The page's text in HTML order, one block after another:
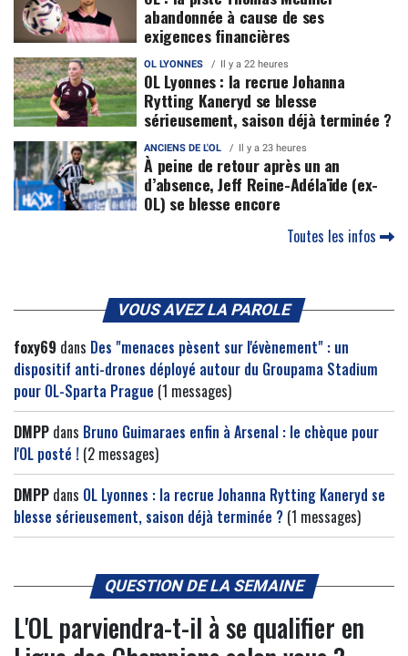
abandonnée à cause de ses
exigences financières
OL LYONNES Il y a 22 heures
OL Lyonnes : la recrue Johanna
Rytting Kaneryd se blesse
sérieusement, saison déjà terminée ?
ANCIENS DE L'OL Il y a 23 heures
À peine de retour après un an
d’absence, Jeff Reine-Adélaïde (ex-
OL) se blesse encore
Toutes les infos
VOUS AVEZ LA PAROLE
foxy69 dans Des "menaces pèsent sur l'évènement" : un
dispositif anti-drones déployé autour du Groupama Stadium
pour OL-Sparta Prague (1 messages)
DMPP dans Bruno Guimaraes enfin à Arsenal : le chèque pour
l'OL posté ! (2 messages)
DMPP dans OL Lyonnes : la recrue Johanna Rytting Kaneryd se
blesse sérieusement, saison déjà terminée ? (1 messages)
QUESTION DE LA SEMAINE
L'OL parviendra-t-il à se qualifier en